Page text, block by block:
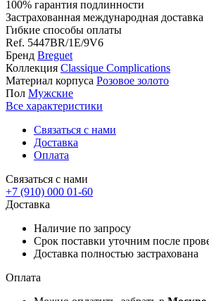
100% гарантия подлинности
Застрахованная международная доставка
Гибкие способы оплаты
Ref. 5447BR/1E/9V6
Бренд Breguet
Коллекция Classique Complications
Материал корпуса Розовое золото
Пол Мужские
Все характеристики
Связаться с нами
Доставка
Оплата
Связаться с нами
+7 (910) 000 01-60
Доставка
Наличие по запросу
Срок поставки уточним после
Доставка полностью застрахована
Оплата